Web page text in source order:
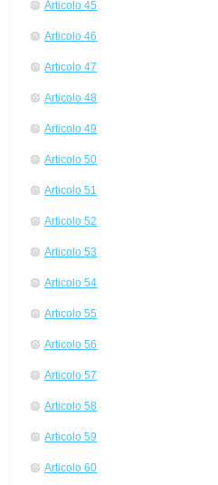
Articolo 45
Articolo 46
Articolo 47
Articolo 48
Articolo 49
Articolo 50
Articolo 51
Articolo 52
Articolo 53
Articolo 54
Articolo 55
Articolo 56
Articolo 57
Articolo 58
Articolo 59
Articolo 60